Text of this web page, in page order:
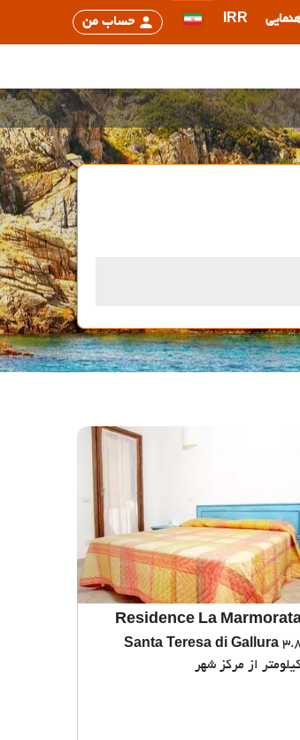
IRR حساب من
Residence La
Santa Teresa di Gallura
از مرکز شهر